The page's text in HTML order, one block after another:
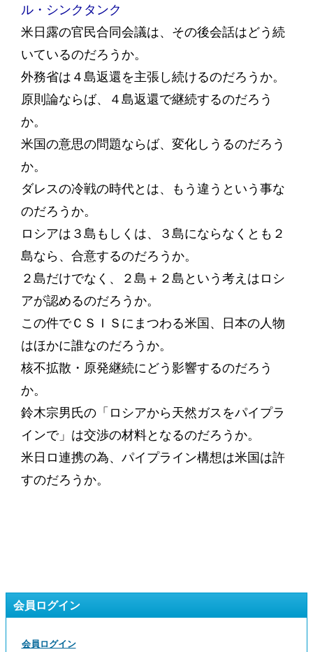
ル・シンクタンク
米日露の官民合同会議は、その後会話はどう続
いているのだろうか。
外務省は４島返還を主張し続けるのだろうか。
原則論ならば、４島返還で継続するのだろう
か。
米国の意思の問題ならば、変化しうるのだろう
か。
ダレスの冷戦の時代とは、もう違うという事な
のだろうか。
ロシアは３島もしくは、３島にならなくとも２
島なら、合意するのだろうか。
２島だけでなく、２島＋２島という考えはロシ
アが認めるのだろうか。
この件でＣＳＩＳにまつわる米国、日本の人物
はほかに誰なのだろうか。
核不拡散・原発継続にどう影響するのだろう
か。
鈴木宗男氏の「ロシアから天然ガスをパイプラ
インで」は交渉の材料となるのだろうか。
米日ロ連携の為、パイプライン構想は米国は許
すのだろうか。
会員ログイン
会員ログイン